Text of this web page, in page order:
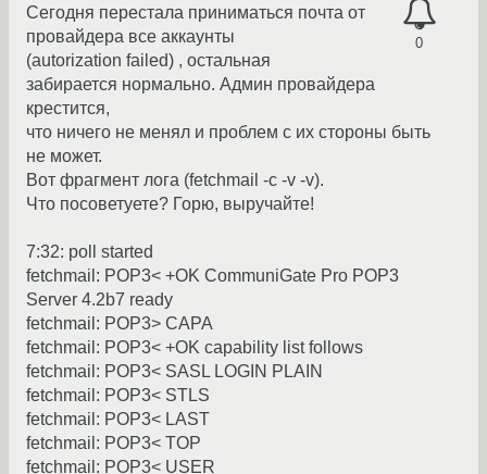
0
Сегодня перестала приниматься почта от
провайдера все аккаунты
(autorization failed) , остальная
забирается нормально. Админ провайдера
крестится,
что ничего не менял и проблем с их стороны быть
не может.
Вот фрагмент лога (fetchmail -c -v -v).
Что посоветуете? Горю, выручайте!
7:32: poll started
fetchmail: POP3< +OK CommuniGate Pro POP3
Server 4.2b7 ready
fetchmail: POP3> CAPA
fetchmail: POP3< +OK capability list follows
fetchmail: POP3< SASL LOGIN PLAIN
fetchmail: POP3< STLS
fetchmail: POP3< LAST
fetchmail: POP3< TOP
fetchmail: POP3< USER